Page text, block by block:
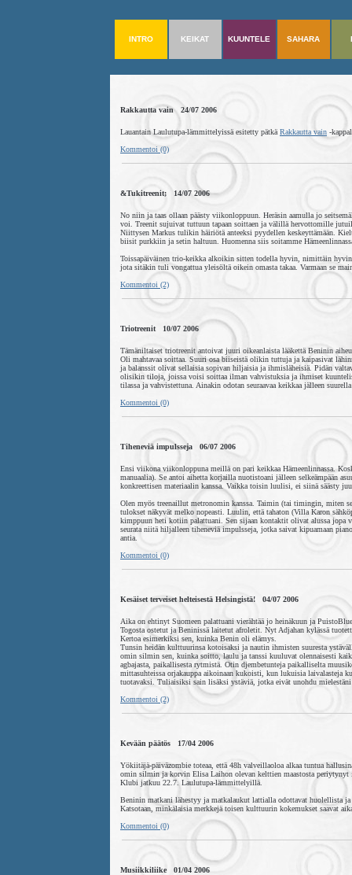
INTRO KEIKAT KUUNTELE SAHARA
Rakkautta vain 24/07 2006
Lauantain Laulutupa-lämmittelyissä esitetty pätkä Rakkautta vain -
Kommentoi (0)
&Tukitreenit; 14/07 2006
No niin ja taas ollaan päästy viikonloppuun. Heräsin aamulla jo
voi. Treenit sujuivat tuttuun tapaan soittaen ja välillä hervottomille
Niittysen Markus tulikin häiriötä anteeksi pyydellen keskeyttämään.
biisit purkkiin ja setin haltuun. Huomenna siis soitamme
Toissapäiväinen trio-keikka alkoikin sitten todella hyvin, nimittäin hyvin
jota sitäkin tuli vongattua yleisöltä oikein omasta takaa. Varmaan se
Kommentoi (2)
Triotreenit 10/07 2006
Tämäniltaiset triotreenit antoivat juuri oikeanlaista lääkettä Beninin
Oli mahtavaa soittaa. Suuri osa biiseistä olikin tuttuja ja kaipasivat
ja balanssit olivat sellaisia sopivan hiljaisia ja ihmisläheisiä. Pidän
olisikin tiloja, joissa voisi soittaa ilman vahvistuksia ja ihmiset
tilassa ja vahvistettuna. Ainakin odotan seuraavaa keikkaa jälleen
Kommentoi (0)
Tiheneviä impulsseja 06/07 2006
Ensi viikona viikonloppuna meillä on pari keikkaa Hämeenlinnassa.
manuaalia). Se antoi aihetta korjailla nuotistoani jälleen selkeämpään
konkreettisen materiaalin kanssa. Vaikka toisin luulisi, ei siinä säästy
Olen myös treenaillut metronomin kanssa. Taimin (tai timingin, miten
tulokset näkyvät melko nopeasti. Luulin, että tahaton (Villa Karon
kimppuun heti kotiin palattuani. Sen sijaan kontaktit olivat alussa jopa
seurata niitä hiljalleen tiheneviä impulsseja, jotka saivat kipuamaan
antia.
Kommentoi (0)
Kesäiset terveiset helteisestä Helsingistä! 04/07 2006
Aika on ehtinyt Suomeen palattuani vierähtää jo heinäkuun ja
Togosta ostetut ja Beninissä laitetut afroletit. Nyt Adjahan kylässä
Kertoa esimerkiksi sen, kuinka Benin oli elämys.
Tunsin heidän kulttuurinsa kotoisaksi ja nautin ihmisten suuresta
omin silmin sen, kuinka soitto, laulu ja tanssi kuuluvat olennaisesti
agbajasta, paikallisesta rytmistä. Otin djembetunteja paikalliselta
mittasuhteissa orjakauppa aikoinaan kukoisti, kun lukuisia laivalasteja
tuotavaksi. Tuliaisiksi sain lisäksi ystäviä, jotka eivät unohdu
Kommentoi (2)
Kevään päätös 17/04 2006
Yökiitäjä-päiväzombie toteaa, että 48h valveillaoloa alkaa tuntua
omin silmin ja korvin Elisa Laihon olevan kelttien maastosta periytynyt
Klubi jatkuu 22.7. Laulutupa-lämmittelyillä.
Beninin matkani lähestyy ja matkalaukut lattialla odottavat huolellista
Katsotaan, minkälaisia merkkejä toisen kulttuurin kokemukset saavat
Kommentoi (0)
Musiikkiliike 01/04 2006